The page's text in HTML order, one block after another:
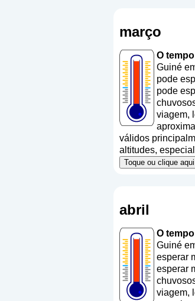
março
O
Guiné
pode
pode
viagem,
válidos
altitudes,
Toque ou clique
abril
O
Guiné
esperar
esperar
viagem,